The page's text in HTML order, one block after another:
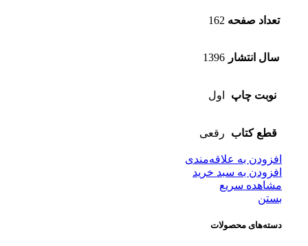
تعداد صفحه 162
سال انتشار 1396
نوبت چاپ اول
قطع کتاب رقعی
افزودن به علاقه‌مندی
افزودن به سبد خرید
مشاهده سریع
بستن
دسته‌های محصولات